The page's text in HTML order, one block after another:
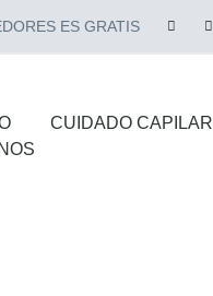
ES GRATIS
CUIDADO CAPILAR